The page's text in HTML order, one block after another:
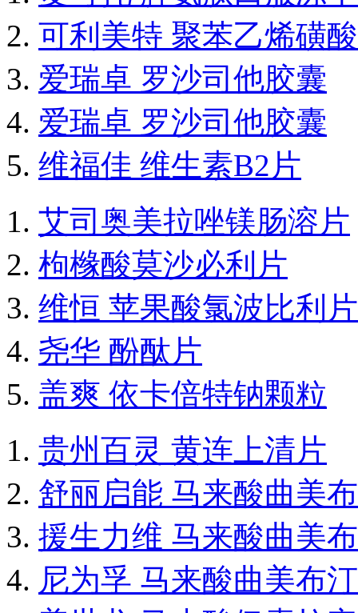
可利美特 聚苯乙烯磺
爱瑞卓 罗沙司他胶囊
爱瑞卓 罗沙司他胶囊
维福佳 维生素B2片
艾司奥美拉唑镁肠溶片
枸橼酸莫沙必利片
维恒 苹果酸氯波比利片
尧华 酚酞片
盖爽 依卡倍特钠颗粒
贵州百灵 黄连上清片
舒丽启能 马来酸曲美
援生力维 马来酸曲美
尼为孚 马来酸曲美布